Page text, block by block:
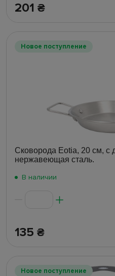
201 ₴
Новое поступление
Сковорода Eotia, 20 см, с
нержавеющая сталь.
В наличии
135 ₴
Новое поступление